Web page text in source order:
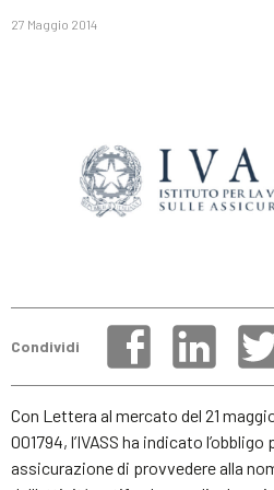
27 Maggio 2014
Condividi
Con Lettera al mercato del 21
001794, l’IVASS ha indicato
assicurazione di provvedere alla